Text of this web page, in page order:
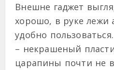
Внешне гаджет
хорошо, в руке лежи
удобно
– некрашеный
царапины почти не